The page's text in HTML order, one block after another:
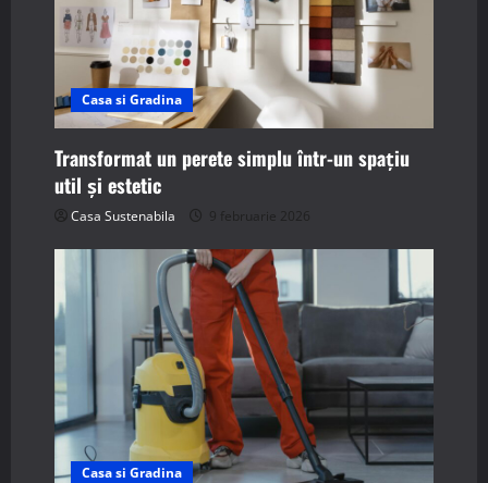
Casa si Gradina
Transformat un perete simplu într-un spațiu
util și estetic
Casa Sustenabila 9 februarie 2026
Casa si Gradina